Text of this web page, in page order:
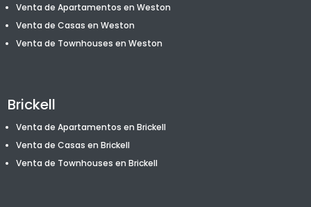
Venta de Apartamentos en Weston
Venta de Casas en Weston
Venta de Townhouses en Weston
Brickell
Venta de Apartamentos en Brickell
Venta de Casas en Brickell
Venta de Townhouses en Brickell